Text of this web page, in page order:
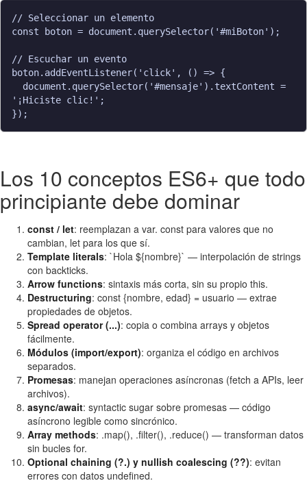
// Seleccionar un elemento
const boton = document.querySelector('#miBoton');
// Escuchar un evento
boton.addEventListener('click', () => {
'¡Hiciste clic!';
Los 10 conceptos ES6+ que todo
principiante debe dominar
const / let: reemplazan a var. const para valores que no
cambian, let para los que sí.
Template literals: `Hola ${nombre}` — interpolación de strings
con backticks.
Arrow functions: sintaxis más corta, sin su propio this.
Destructuring: const {nombre, edad} = usuario — extrae
propiedades de objetos.
Spread operator (...): copia o combina arrays y objetos
fácilmente.
Módulos (import/export): organiza el código en archivos
separados.
Promesas: manejan operaciones asíncronas (fetch a APIs, leer
archivos).
async/await: syntactic sugar sobre promesas — código
asíncrono legible como sincrónico.
Array methods: .map(), .filter(), .reduce() — transforman datos
sin bucles for.
Optional chaining (?.) y nullish coalescing (??): evitan
errores con datos undefined.